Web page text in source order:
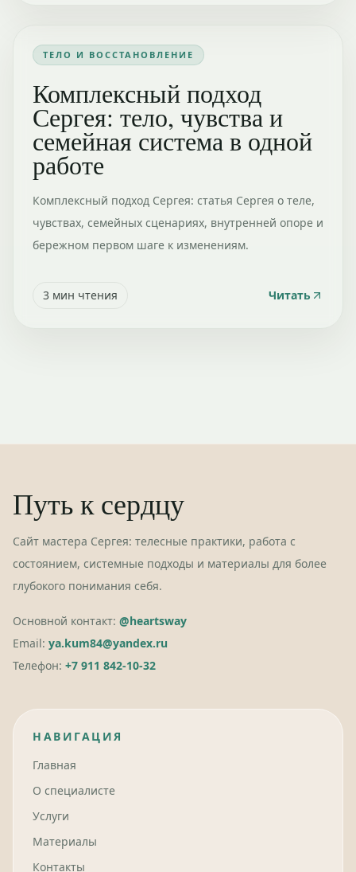
ТЕЛО И ВОССТАНОВЛЕНИЕ
Комплексный подход
Сергея: тело, чувства и
семейная система в одной
работе
Комплексный подход Сергея: статья Сергея о теле,
чувствах, семейных сценариях, внутренней опоре и
бережном первом шаге к изменениям.
3 мин чтения Читать
Путь к сердцу
Сайт мастера Сергея: телесные практики, работа с
состоянием, системные подходы и материалы для более
глубокого понимания себя.
Основной контакт: @heartsway
Email: ya.kum84@yandex.ru
Телефон: +7 911 842-10-32
НАВИГАЦИЯ
Главная
О специалисте
Услуги
Материалы
Контакты